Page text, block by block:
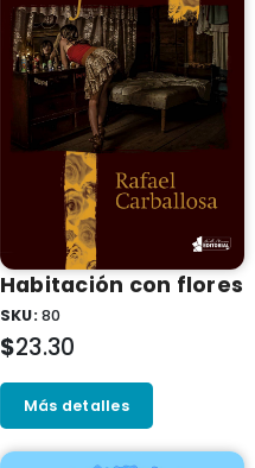
Habitación con flores
SKU:80
$23.30
Más detalles